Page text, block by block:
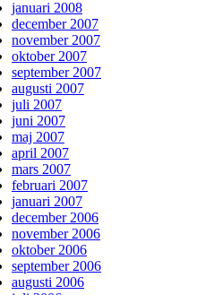
januari 2008
december 2007
november 2007
oktober 2007
september 2007
augusti 2007
juli 2007
juni 2007
maj 2007
april 2007
mars 2007
februari 2007
januari 2007
december 2006
november 2006
oktober 2006
september 2006
augusti 2006